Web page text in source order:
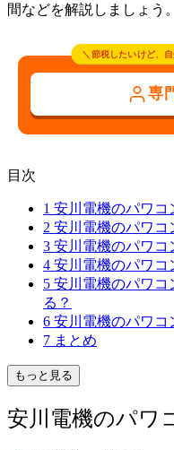
間などを解説しましょう。
＼節税したいけど、
専
目次
1 安川電機のパワコ
2 安川電機のパワコ
3 安川電機のパワコ
4 安川電機のパワコ
5 安川電機のパワコ
る？
6 安川電機のパワコ
7 まとめ
もっと見る
安川電機のパワ